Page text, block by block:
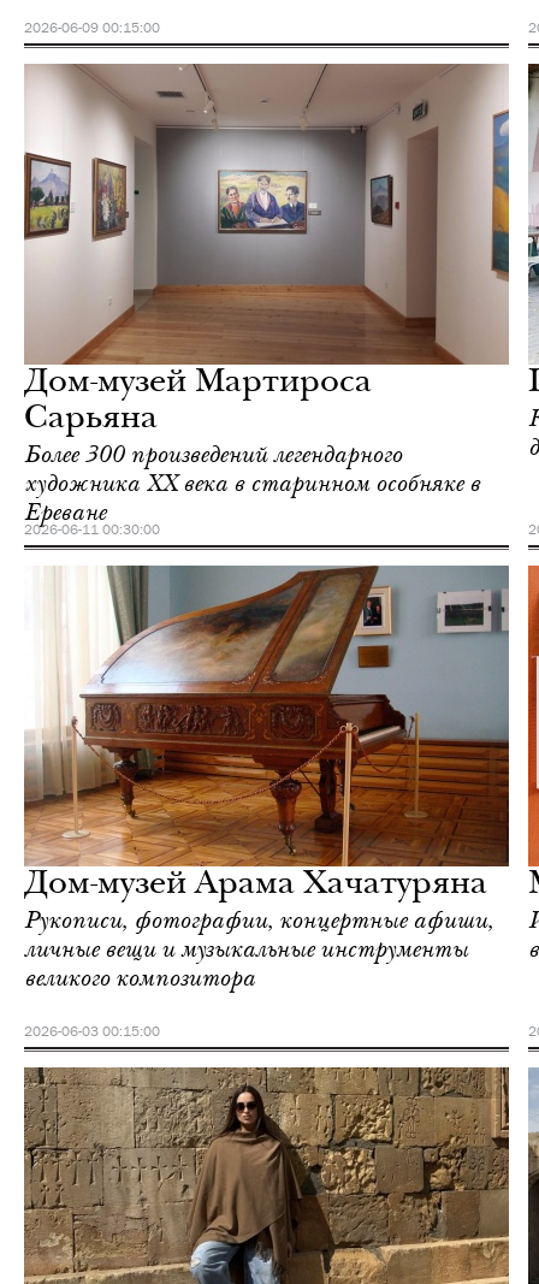
2026-06-09 00:15:00
Дом-музей Мартироса
Сарьяна
Более 300 произведений легендарного
художника ХХ века в старинном особняке в
Ереване
2026-06-11 00:30:00
Guide
Дом-музей Арама Хачатуряна
Рукописи, фотографии, концертные афиши,
личные вещи и музыкальные инструменты
великого композитора
2026-06-03 00:15:00
Guide